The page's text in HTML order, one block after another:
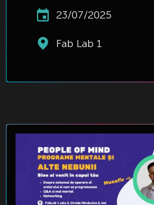
23/07/2025
Fab Lab 1